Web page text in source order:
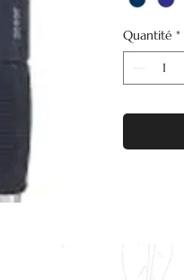
Quantité *